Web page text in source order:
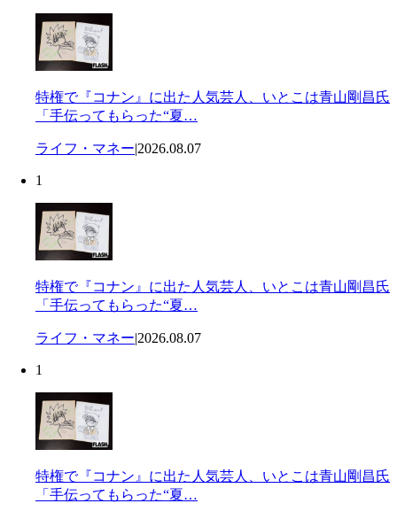
特権で『コナン』に出た人気芸人、いとこは青山剛昌氏
「手伝ってもらった“夏…
ライフ・マネー|2026.08.07
1
特権で『コナン』に出た人気芸人、いとこは青山剛昌氏
「手伝ってもらった“夏…
ライフ・マネー|2026.08.07
1
特権で『コナン』に出た人気芸人、いとこは青山剛昌氏
「手伝ってもらった“夏…